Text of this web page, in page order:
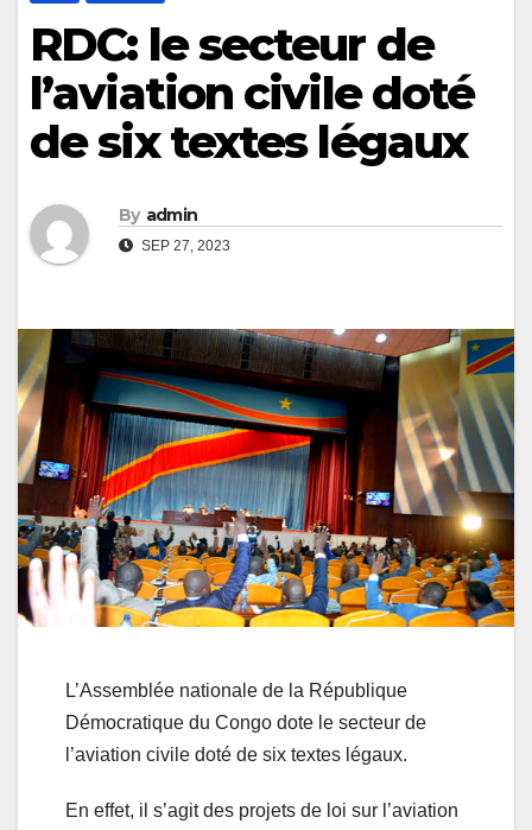
RDC: le secteur de
l’aviation civile doté
de six textes légaux
By admin
SEP 27, 2023
L’Assemblée nationale de la République
Démocratique du Congo dote le secteur de
l’aviation civile doté de six textes légaux.
En effet, il s’agit des projets de loi sur l’aviation